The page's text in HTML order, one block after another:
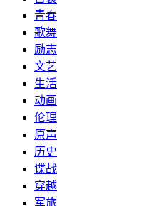
青春
歌舞
励志
文艺
生活
动画
伦理
原声
历史
谍战
穿越
军旅